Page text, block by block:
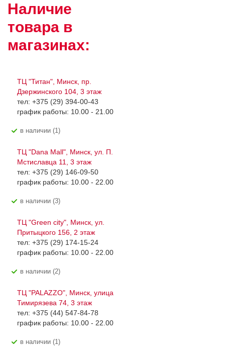
Наличие
товара в
магазинах:
ТЦ "Титан", Минск, пр.
Дзержинского 104, 3 этаж
тел: +375 (29) 394-00-43
график работы: 10.00 - 21.00
В наличии (1)
ТЦ "Dana Mall", Минск, ул. П.
Мстиславца 11, 3 этаж
тел: +375 (29) 146-09-50
график работы: 10.00 - 22.00
В наличии (3)
ТЦ "Green city", Минск, ул.
Притыцкого 156, 2 этаж
тел: +375 (29) 174-15-24
график работы: 10.00 - 22.00
В наличии (2)
ТЦ "PALAZZO", Минск, улица
Тимирязева 74, 3 этаж
тел: +375 (44) 547-84-78
график работы: 10.00 - 22.00
В наличии (1)